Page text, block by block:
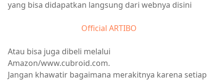
yang bisa didapatkan langsung dari webnya disini
Official ARTIBO
Atau bisa juga dibeli melalui
Amazon/www.cubroid.com.
Jangan khawatir bagaimana merakitnya karena setiap